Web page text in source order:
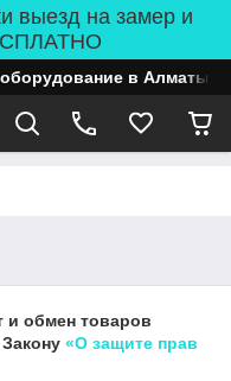
на замер и
в Алматы
и обмен товаров
«О защите прав